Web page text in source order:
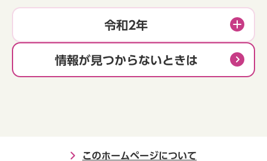
令和2年
情報が見つからないときは
このホームページについて